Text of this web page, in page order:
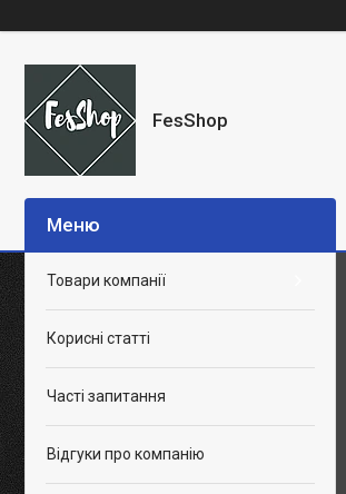
FesShop
Товари компанії
Корисні статті
Часті запитання
Відгуки про компанію